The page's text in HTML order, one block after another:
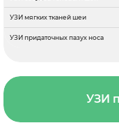
УЗИ мягких тканей шеи
УЗИ придаточных пазух носа
УЗИ